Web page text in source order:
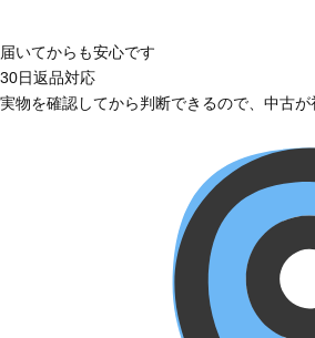
届いてからも安心です
30日返品対応
実物を確認してから判断できるので、中古